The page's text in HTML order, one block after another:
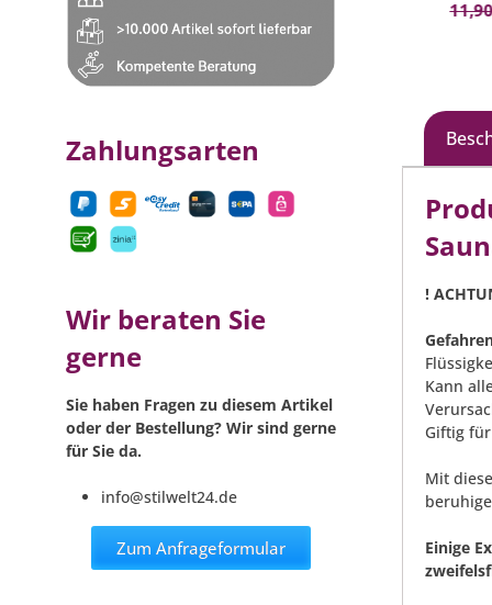
Zahlungsarten
Wir beraten Sie
gerne
Sie haben Fragen zu diesem Artikel
oder der Bestellung? Wir sind gerne
für Sie da.
info@stilwelt24.de
Zum Anfrageformular
In den Warenkorb
!
Kann
Giftig
Mit
Einige